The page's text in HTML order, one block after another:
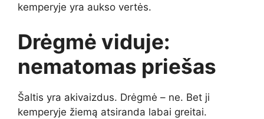
kemperyje yra aukso vertės.
Drėgmė viduje:
nematomas priešas
Šaltis yra akivaizdus. Drėgmė – ne. Bet ji
kemperyje žiemą atsiranda labai greitai.